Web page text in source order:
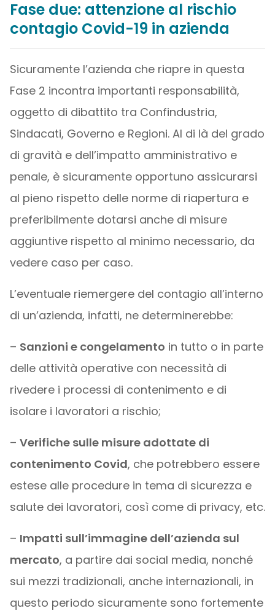
Fase due: attenzione al rischio
contagio Covid-19 in azienda
Sicuramente l’azienda che riapre in questa
Fase 2 incontra importanti responsabilità,
oggetto di dibattito tra Confindustria,
Sindacati, Governo e Regioni. Al di là del grado
di gravità e dell’impatto amministrativo e
penale, è sicuramente opportuno assicurarsi
al pieno rispetto delle norme di riapertura e
preferibilmente dotarsi anche di misure
aggiuntive rispetto al minimo necessario, da
vedere caso per caso.
L’eventuale riemergere del contagio all’interno
di un’azienda, infatti, ne determinerebbe:
– Sanzioni e congelamento in tutto o in parte
delle attività operative con necessità di
rivedere i processi di contenimento e di
isolare i lavoratori a rischio;
– Verifiche sulle misure adottate di
contenimento Covid, che potrebbero essere
estese alle procedure in tema di sicurezza e
salute dei lavoratori, così come di privacy, etc.
– Impatti sull’immagine dell’azienda sul
mercato, a partire dai social media, nonché
sui mezzi tradizionali, anche internazionali, in
questo periodo sicuramente sono fortemente